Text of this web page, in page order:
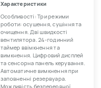
Характеристики
Особливості: Три режими
роботи: осушення, сушіння та
очищення. Дві швидкості
вентилятора. 24-годинний
таймер ввімкнення та
вимкнення. Цифровий дисплей
та сенсорна панель керування.
Автоматичне вимкнення при
заповненні резервуара.